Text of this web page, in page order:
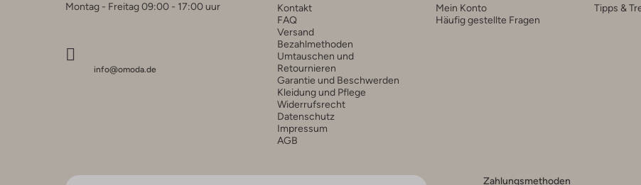
Montag - Freitag 09:00 - 17:00 uur
info@omoda.de
Kontakt
FAQ
Versand
Bezahlmethoden
Umtauschen und
Retournieren
Garantie und Beschwerden
Kleidung und Pflege
Widerrufsrecht
Datenschutz
Impressum
AGB
Mein Konto
Häufig gestellte Fragen
Tipps &
Zahlungsmethoden